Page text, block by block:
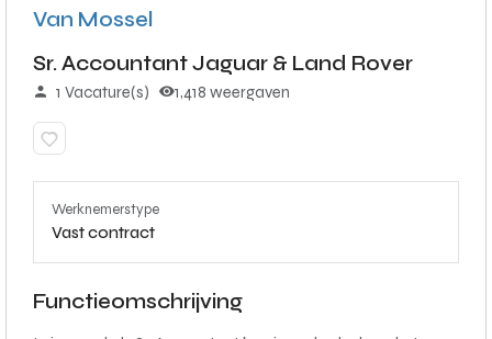
Van Mossel
Sr. Accountant Jaguar & Land Rover
1 Vacature(s) 1,418 weergaven
Werknemerstype
Vast contract
Functieomschrijving